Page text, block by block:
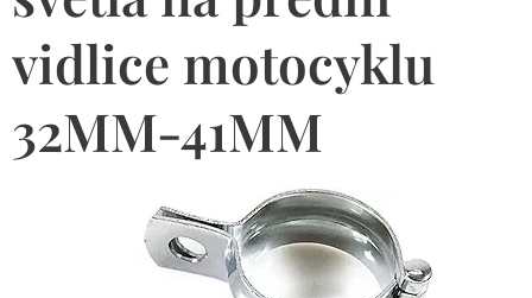
vidlice motocyklu
32MM-41MM